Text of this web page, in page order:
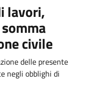
lavori,
civile
delle presente
negli obblighi di